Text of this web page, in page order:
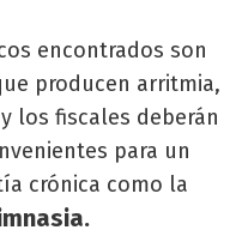
encontrados son
producen arritmia,
los fiscales deberán
para un
crónica como la